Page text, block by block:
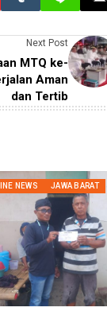
Next Post
MTQ ke-
Aman
dan Tertib
NEWS JAWA BARAT